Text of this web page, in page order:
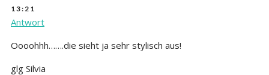
13:21
Antwort
Oooohhh…….die sieht ja sehr stylisch aus!
glg Silvia